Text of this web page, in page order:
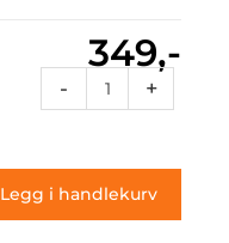
349,-
-
12
antall
+
Legg i handlekurv